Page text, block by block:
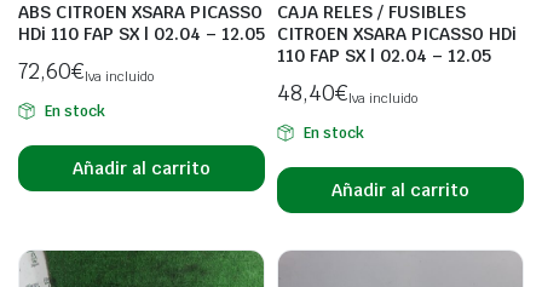
ABS CITROEN XSARA PICASSO
HDi 110 FAP SX | 02.04 – 12.05
72,60€Iva incluido
En stock
Añadir al carrito
CAJA RELES / FUSIBLES
CITROEN XSARA PICASSO HDi
110 FAP SX | 02.04 – 12.05
48,40€Iva incluido
En stock
Añadir al carrito